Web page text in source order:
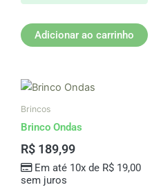
Adicionar ao carrinho
Brincos
Brinco Ondas
R$ 189,99
Em até 10x de R$19,00
sem juros